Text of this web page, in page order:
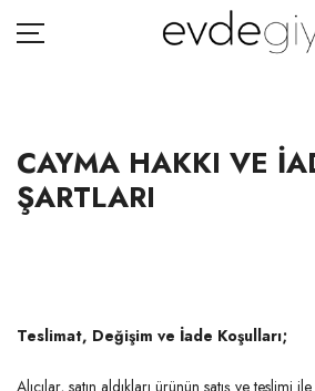
KADIN
HAKKIMIZDA
İLETIŞIM
CAYMA HAKKI VE
ŞARTLARI
Teslimat, Değişim ve İade Koşulları;
Alıcılar, satın aldıkları ürünün satış ve teslimi